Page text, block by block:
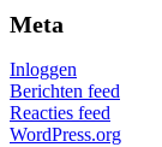
Meta
Inloggen
Berichten feed
Reacties feed
WordPress.org